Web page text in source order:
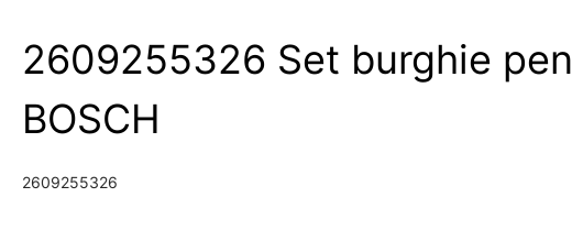
2609255326 Set burghie
BOSCH
2609255326